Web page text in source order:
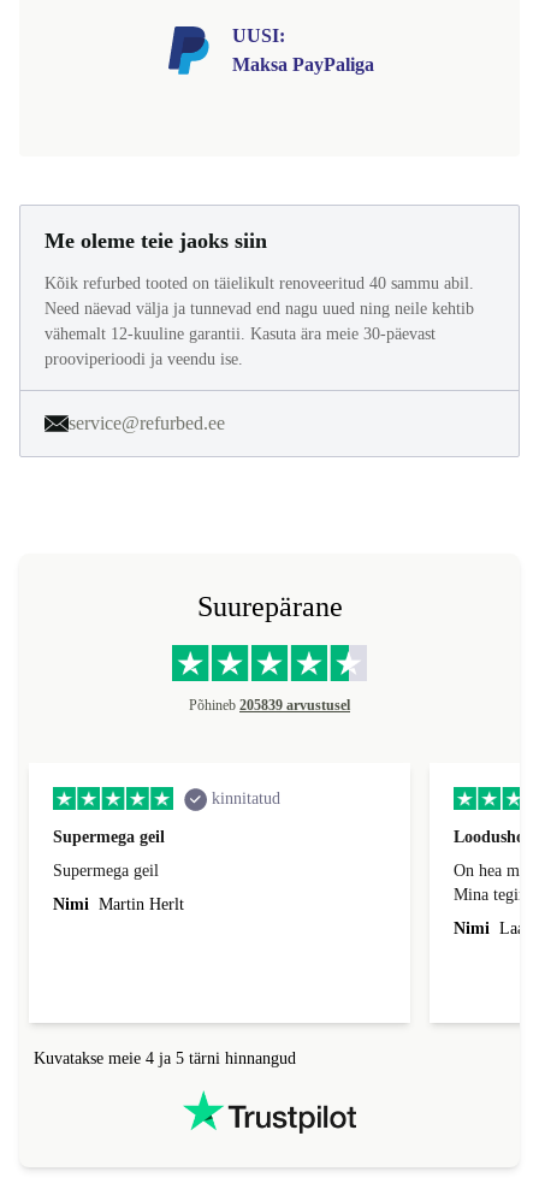
UUSI:
Maksa PayPaliga
Me oleme teie jaoks siin
Kõik refurbed tooted on täielikult renoveeritud 40 sammu abil.
Need näevad välja ja tunnevad end nagu uued ning neile kehtib
vähemalt 12-kuuline garantii. Kasuta ära meie 30-päevast
prooviperioodi ja veendu ise.
service@refurbed.ee
Suurepärane
Põhineb 205839 arvustusel
kinnitatud
Supermega geil
Supermega geil
Nimi Martin Herlt
On hea
Mina tegin
kvaliteedi
Nimi Laas,
Kuvatakse meie 4 ja 5 tärni hinnangud